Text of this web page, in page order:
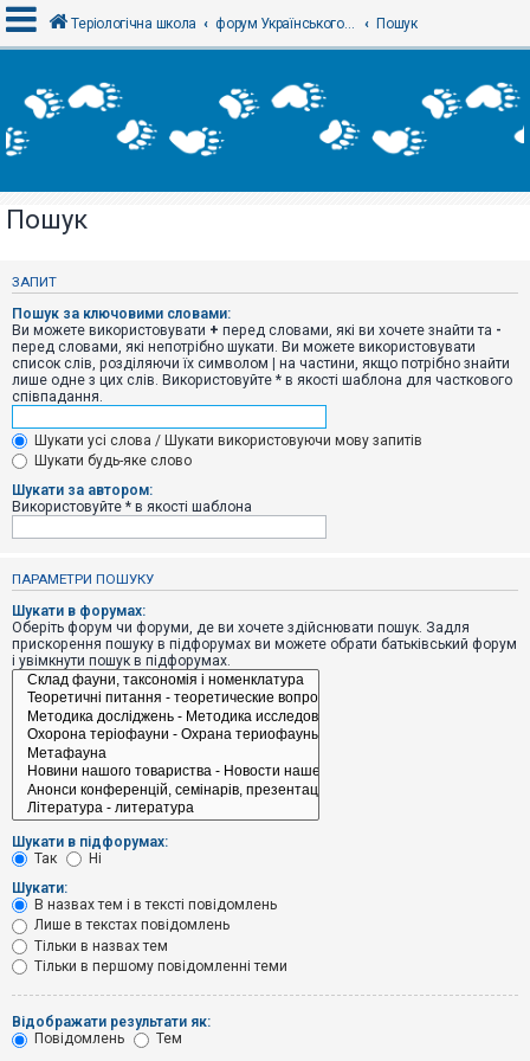
х
і
Р
с
р
а
ц
і
я
Т
е
м
и
б
і
п
о
в
і
д
в
н
т
е
м
и
о
ш
Теріологічна школа форум Українського теріологічного товариства Пошук
Пошук
ЗАПИТ
Пошук за ключовими словами:
Ви можете використовувати + перед словами, які ви хочете знайти та -
перед словами, які непотрібно шукати. Ви можете використовувати
список слів, розділяючи їх символом | на частини, якщо потрібно знайти
лише одне з цих слів. Використовуйте * в якості шаблона для часткового
співпадання.
Шукати усі слова / Шукати використовуючи мову запитів
Шукати будь-яке слово
Шукати за автором:
Використовуйте * в якості шаблона
ПАРАМЕТРИ ПОШУКУ
Шукати в форумах:
Оберіть форум чи форуми, де ви хочете здійснювати пошук. Задля
прискорення пошуку в підфорумах ви можете обрати батьківський форум
і увімкнути пошук в підфорумах.
Шукати в підфорумах:
Так
Ні
Шукати:
В назвах тем і в тексті повідомлень
Лише в текстах повідомлень
Тільки в назвах тем
Тільки в першому повідомленні теми
Відображати результати як:
Повідомлень
Тем